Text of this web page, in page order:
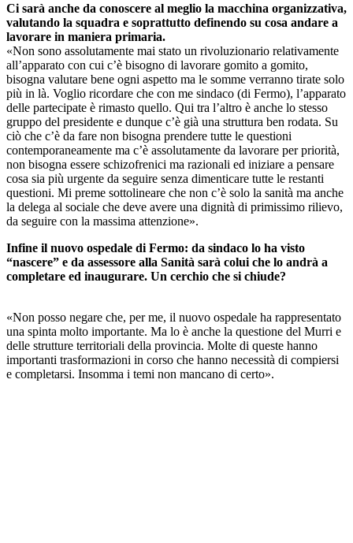
Ci sarà anche da conoscere al meglio la macchina organizzativa,
valutando la squadra e soprattutto definendo su cosa andare a
lavorare in maniera primaria.
«Non sono assolutamente mai stato un rivoluzionario relativamente
all’apparato con cui c’è bisogno di lavorare gomito a gomito,
bisogna valutare bene ogni aspetto ma le somme verranno tirate solo
più in là. Voglio ricordare che con me sindaco (di Fermo), l’apparato
delle partecipate è rimasto quello. Qui tra l’altro è anche lo stesso
gruppo del presidente e dunque c’è già una struttura ben rodata. Su
ciò che c’è da fare non bisogna prendere tutte le questioni
contemporaneamente ma c’è assolutamente da lavorare per priorità,
non bisogna essere schizofrenici ma razionali ed iniziare a pensare
cosa sia più urgente da seguire senza dimenticare tutte le restanti
questioni. Mi preme sottolineare che non c’è solo la sanità ma anche
la delega al sociale che deve avere una dignità di primissimo rilievo,
da seguire con la massima attenzione».
Infine il nuovo ospedale di Fermo: da sindaco lo ha visto
“nascere” e da assessore alla Sanità sarà colui che lo andrà a
completare ed inaugurare. Un cerchio che si chiude?
«Non posso negare che, per me, il nuovo ospedale ha rappresentato
una spinta molto importante. Ma lo è anche la questione del Murri e
delle strutture territoriali della provincia. Molte di queste hanno
importanti trasformazioni in corso che hanno necessità di compiersi
e completarsi. Insomma i temi non mancano di certo».